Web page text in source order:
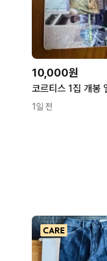
10,000원
1일 전